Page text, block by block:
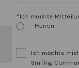
¿Möchten Sie
*Ich möchte
Herren
Ich möchte
Smiling